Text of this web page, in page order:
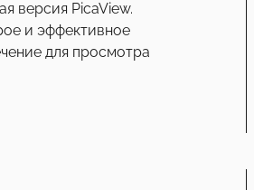
версия PicaView.
и эффективное
для просмотра